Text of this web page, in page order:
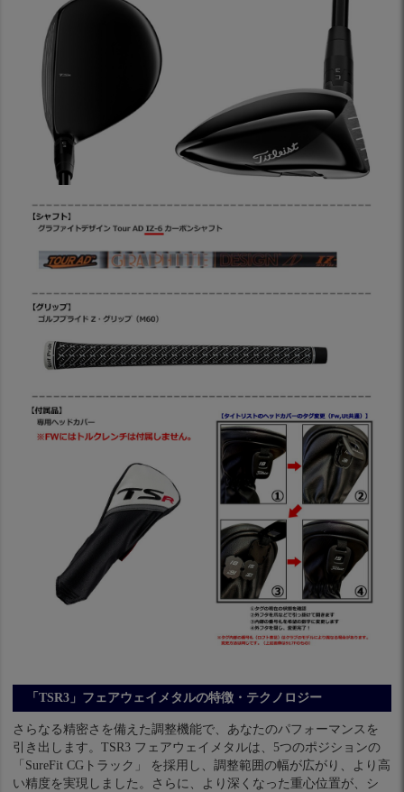
「TSR3」フェアウェイメタルの特徴・テクノロジー
さらなる精密さを備えた調整機能で、あなたのパフォーマンスを
引き出します。TSR3 フェアウェイメタルは、5つのポジションの
「SureFit CGトラック」 を採用し、調整範囲の幅が広がり、より高
い精度を実現しました。さらに、より深くなった重心位置が、シ